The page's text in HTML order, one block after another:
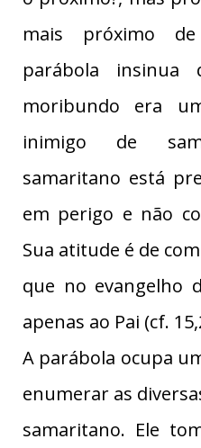
mais próximo
parábola insinua
moribundo era
inimigo de
samaritano está
em perigo e não
Sua atitude é de
que no evangelho
apenas ao Pai (cf.
A parábola ocupa
enumerar as
samaritano. Ele